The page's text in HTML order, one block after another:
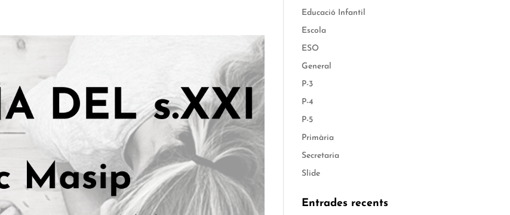
Educació Infantil
Escola
ESO
General
P-3
P-4
P-5
Primària
Secretaria
Slide
Entrades recents